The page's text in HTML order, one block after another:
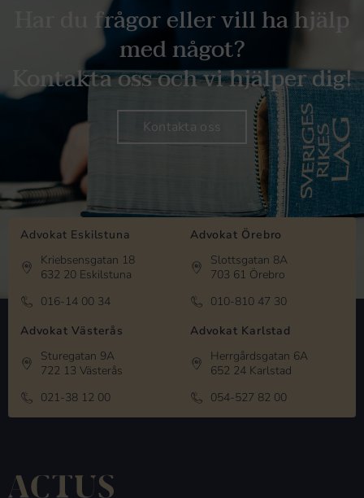
Har du frågor eller vill ha hjälp
med något?
Kontakta oss och vi hjälper dig!
Kontakta oss
Advokat Eskilstuna
Kriebsensgatan 18
632 20 Eskilstuna
016-14 00 34
Advokat Örebro
Slottsgatan 8A
703 61 Örebro
010-810 47 30
Advokat Västerås
Sturegatan 9A
722 13 Västerås
021-38 12 00
Advokat Karlstad
Herrgårdsgatan 6A
652 24 Karlstad
054-527 82 00